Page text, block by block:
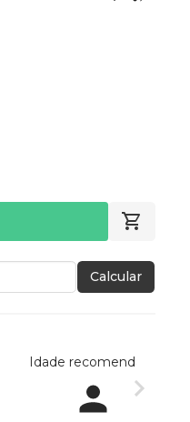
Calcular
Idade recomendada